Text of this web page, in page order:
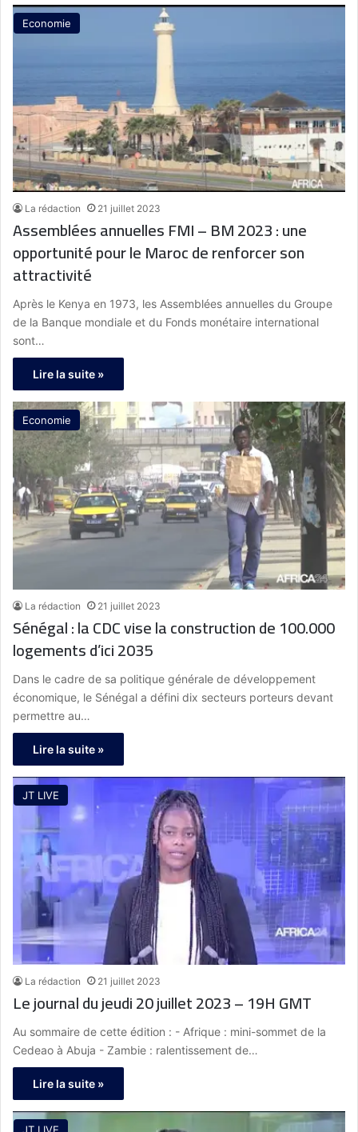
Economie
La rédaction 21 juillet 2023
Assemblées annuelles FMI – BM 2023 : une
opportunité pour le Maroc de renforcer son
attractivité
Après le Kenya en 1973, les Assemblées annuelles du Groupe
de la Banque mondiale et du Fonds monétaire international
sont…
Lire la suite »
Economie
La rédaction 21 juillet 2023
Sénégal : la CDC vise la construction de 100.000
logements d’ici 2035
Dans le cadre de sa politique générale de développement
économique, le Sénégal a défini dix secteurs porteurs devant
permettre au…
Lire la suite »
JT LIVE
La rédaction 21 juillet 2023
Le journal du jeudi 20 juillet 2023 – 19H GMT
Au sommaire de cette édition : - Afrique : mini-sommet de la
Cedeao à Abuja - Zambie : ralentissement de…
Lire la suite »
JT LIVE